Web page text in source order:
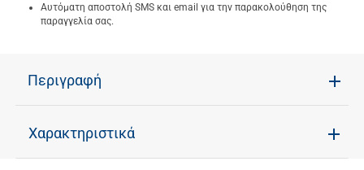
Αυτόματη αποστολή SMS και email για την παρακολούθηση της
παραγγελία σας.
Περιγραφή
Χαρακτηριστικά